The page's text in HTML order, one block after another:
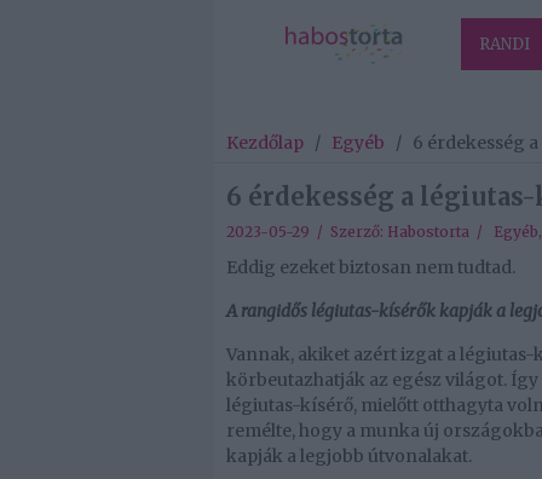
RANDI
Kezdőlap / Egyéb / 6 érdekesség
6 érdekesség a
2023-05-29 / Szerző: Habostorta / Egyéb,
Eddig ezeket biztosan nem tudtad.
A rangidős légiutas-kísérők kapják a
Vannak, akiket azért izgat a
körbeutazhatják az egész világot.
légiutas-kísérő, mielőtt otthagyta
remélte, hogy a munka új
kapják a legjobb útvonalakat.